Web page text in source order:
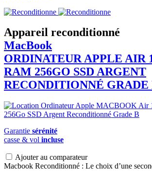
Appareil reconditionné
MacBook
ORDINATEUR APPLE AIR
RAM 256GO SSD ARGENT
RECONDITIONNÉ GRADE
Garantie sérénité
casse & vol incluse
Ajouter au comparateur
Macbook Reconditionné : Le choix d’une